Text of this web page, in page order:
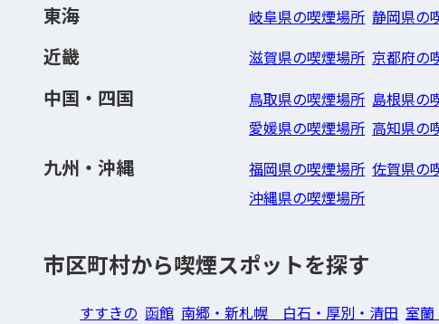
東海 岐阜県の喫煙場所 静岡県の
近畿 滋賀県の喫煙場所 京都府の
中国・四国 鳥取県の喫煙場所 島根県の
愛媛県の喫煙場所 高知県の
九州・沖縄 福岡県の喫煙場所 佐賀県の
沖縄県の喫煙場所
市区町村から喫煙スポットを探す
すすきの 函館 南郷・新札幌 白石・厚別・清田 室蘭